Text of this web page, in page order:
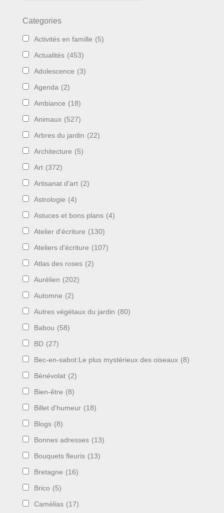
Categories
Activités en famille (5)
Actualités (453)
Adolescence (3)
Agenda (2)
Ambiance (18)
Animaux (527)
Arbres du jardin (22)
Architecture (5)
Art (372)
Artisanat d'art (2)
Astrologie (4)
Astuces et bons plans (4)
Atelier d'écriture (130)
Ateliers d'écriture (107)
Atlas des roses (2)
Aurélien (202)
Automne (2)
Autres végétaux du jardin (80)
Babou (58)
BD (27)
Bec-en-sabot:Le plus mystérieux des oiseaux (8)
Bénévolat (2)
Bien-être (8)
Billet d'humeur (18)
Blogs (8)
Bonnes adresses (13)
Bouquets fleuris (13)
Bretagne (16)
Brico (5)
Camélias (17)